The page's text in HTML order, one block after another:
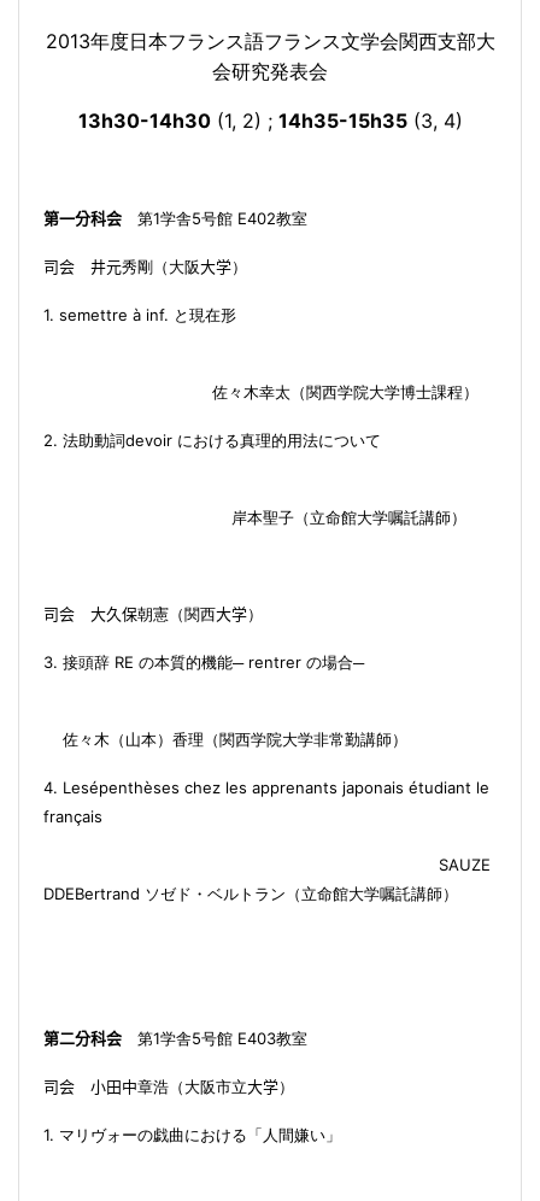
2013年度日本フランス語フランス文学会関西支部大
会研究発表会
13h30-14h30(1, 2) ; 14h35-15h35(3, 4)
第一分科会 第1学舎5号館 E402教室
司会 井元秀剛（大阪大学）
1. semettre à inf. と現在形
佐々 木幸太 （関西学院大学博士課程 ）
2. 法助動詞devoir における真理的用法について
岸本聖子 （ 立命館大学嘱託講師）
司会 大久保朝憲（関西大学）
3. 接頭辞 RE の本質的機能─rentrer の場合─
佐々木 （ 山本） 香理 （関西学院大学非常勤講師）
4. Lesépenthèses chez les apprenants japonais étudiant le
français
SAUZE
DDEBertrand ソゼド・ベルトラン （ 立命館大学嘱託講師）
第二分科会 第1学舎5号館 E403教室
司会 小田中章浩（大阪市立大学）
1. マリヴォーの戯曲における「人間嫌い」